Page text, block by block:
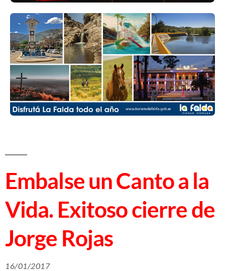
Embalse un Canto a la
Vida. Exitoso cierre de
Jorge Rojas
16/01/2017